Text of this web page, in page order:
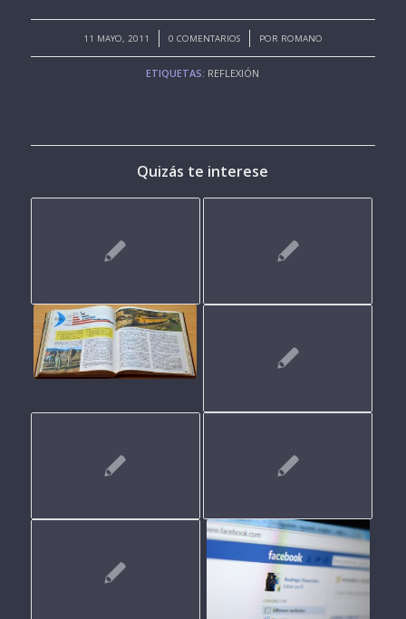
11 MAYO, 2011
/ 0 COMENTARIOS
/ POR ROMANO
ETIQUETAS: REFLEXIÓN
Quizás te interese